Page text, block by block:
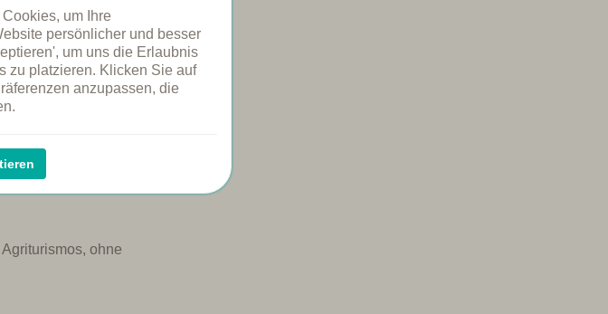
Dinners
ohne
um Ihre
persönlicher und besser
um uns die Erlaubnis
zu platzieren. Klicken Sie auf
anzupassen, die